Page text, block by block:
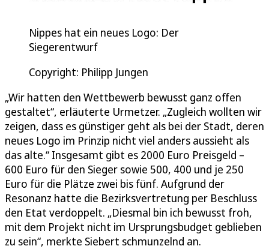
Nippes hat ein neues Logo: Der
Siegerentwurf
Copyright: Philipp Jungen
„Wir hatten den Wettbewerb bewusst ganz offen
gestaltet“, erläuterte Urmetzer. „Zugleich wollten wir
zeigen, dass es günstiger geht als bei der Stadt, deren
neues Logo im Prinzip nicht viel anders aussieht als
das alte.“ Insgesamt gibt es 2000 Euro Preisgeld –
600 Euro für den Sieger sowie 500, 400 und je 250
Euro für die Plätze zwei bis fünf. Aufgrund der
Resonanz hatte die Bezirksvertretung per Beschluss
den Etat verdoppelt. „Diesmal bin ich bewusst froh,
mit dem Projekt nicht im Ursprungsbudget geblieben
zu sein“, merkte Siebert schmunzelnd an.